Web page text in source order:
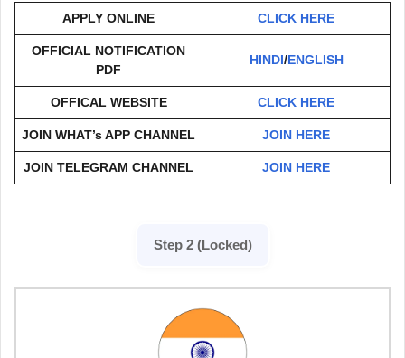
APPLY ONLINE CLICK HERE
OFFICIAL NOTIFICATION
PDF
HINDI/ENGLISH
OFFICAL WEBSITE CLICK HERE
JOIN WHAT’s APP CHANNEL JOIN HERE
JOIN TELEGRAM CHANNEL JOIN HERE
Step 2 (Locked)